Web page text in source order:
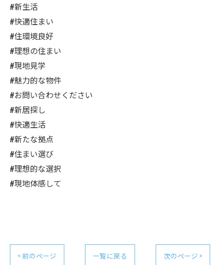
#新生活
#快適住まい
#住環境良好
#理想の住まい
#現地見学
#魅力的な物件
#お問い合わせください
#新居探し
#快適生活
#新たな拠点
#住まい選び
#理想的な選択
#現地体感して
< 前のページ 一覧に戻る 次のページ >